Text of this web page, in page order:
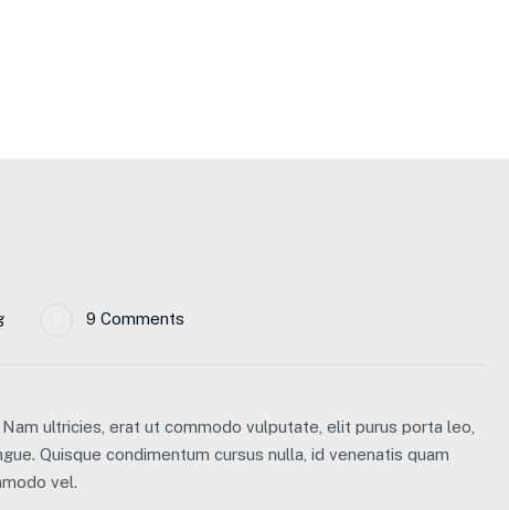
9 Comments
ultricies, erat ut commodo vulputate, elit purus porta leo,
Quisque condimentum cursus nulla, id venenatis quam
vel.